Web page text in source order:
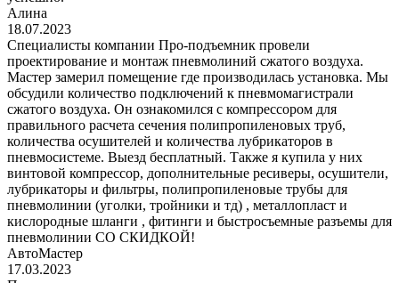
Алина
18.07.2023
Специалисты компании Про-подъемник провели
проектирование и монтаж пневмолиний сжатого воздуха.
Мастер замерил помещение где производилась установка. Мы
обсудили количество подключений к пневмомагистрали
сжатого воздуха. Он ознакомился с компрессором для
правильного расчета сечения полипропиленовых труб,
количества осушителей и количества лубрикаторов в
пневмосистеме. Выезд бесплатный. Также я купила у них
винтовой компрессор, дополнительные ресиверы, осушители,
лубрикаторы и фильтры, полипропиленовые трубы для
пневмолинии (уголки, тройники и тд) , металлопласт и
кислородные шланги , фитинги и быстросъемные разъемы для
пневмолинии СО СКИДКОЙ!
АвтоМастер
17.03.2023